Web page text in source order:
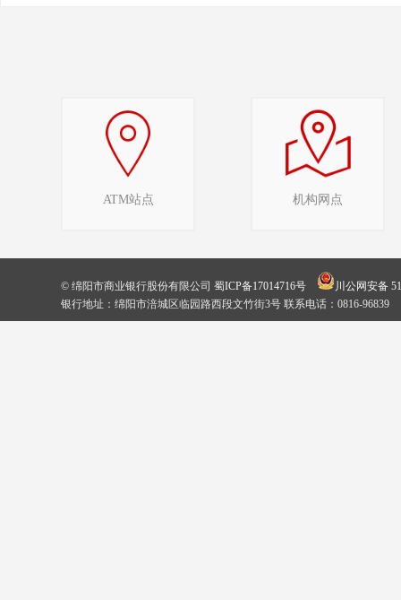
ATM站点 机构网点
© 绵阳市商业银行股份有限公司 蜀ICP备17014716号
川公网安备
银行地址：绵阳市涪城区临园路西段文竹街3号 联系电话：0816-96839